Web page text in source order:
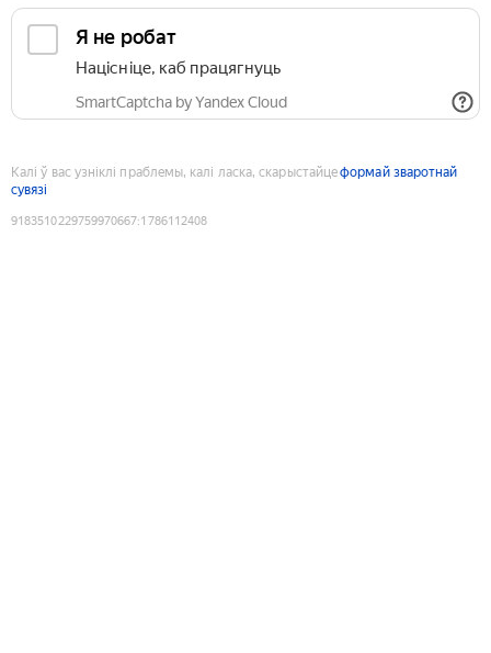
Я не робат
Націсніце, каб працягнуць
SmartCaptcha by Yandex Cloud
Калі ў вас узніклі праблемы, калі ласка, скарыстайцеформай зваротнай
сувязі
9183510229759970667:1786112408